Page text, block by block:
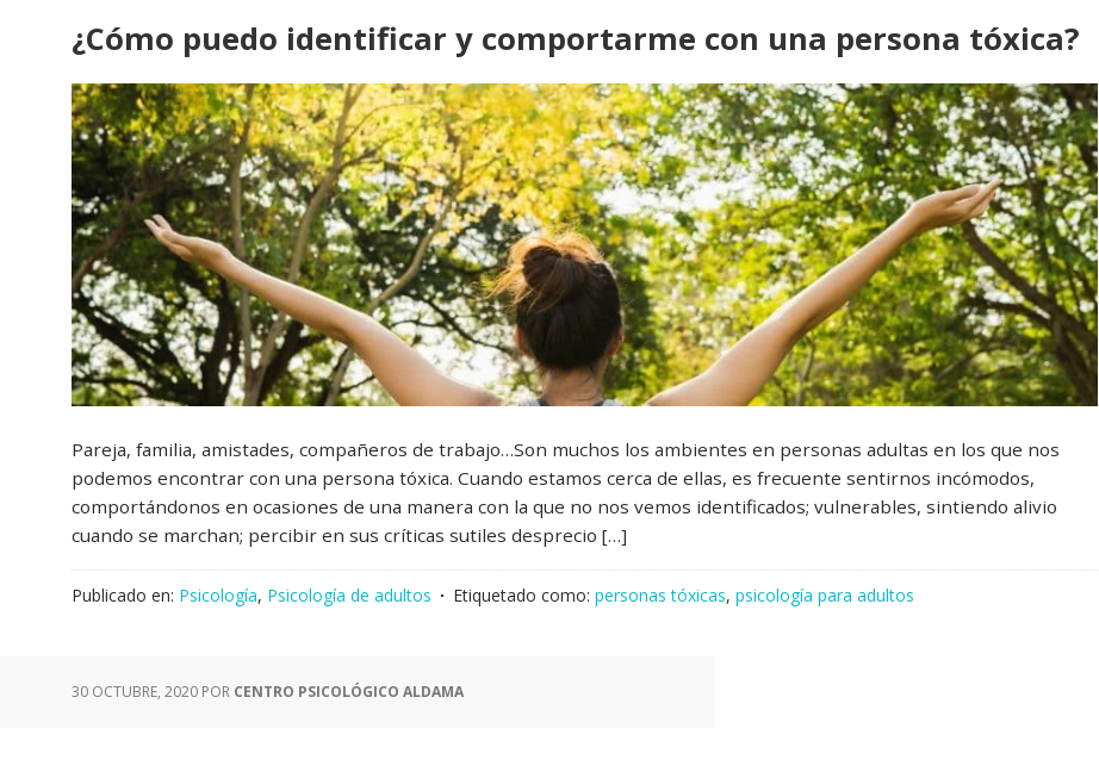
¿Cómo puedo identificar y comportarme con una persona tóxica?
Pareja, familia, amistades, compañeros de trabajo…Son muchos los ambientes en personas adultas en los que nos
podemos encontrar con una persona tóxica. Cuando estamos cerca de ellas, es frecuente sentirnos incómodos,
comportándonos en ocasiones de una manera con la que no nos vemos identificados; vulnerables, sintiendo alivio
cuando se marchan; percibir en sus críticas sutiles desprecio […]
Publicado en: Psicología, Psicología de adultos Etiquetado como: personas tóxicas, psicología para adultos
30 OCTUBRE, 2020 POR CENTRO PSICOLÓGICO ALDAMA